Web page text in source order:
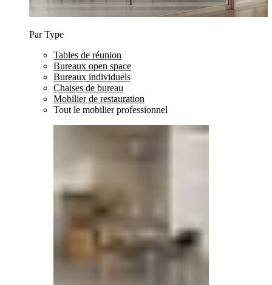
Par Type
Tables de réunion
Bureaux open space
Bureaux individuels
Chaises de bureau
Mobilier de restauration
Tout le mobilier professionnel